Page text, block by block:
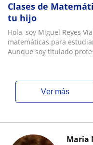
Clases de
tu hijo
Hola, soy Miguel Reyes
matemáticas para
Aunque soy titulado
ver más
Maria